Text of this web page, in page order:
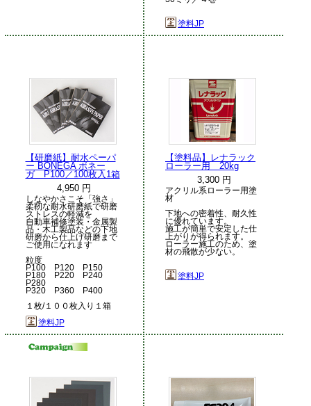
塗料JP
【研磨紙】耐水ペーパ
ー BONEGA ボネー
ガ P100／100枚入1箱
4,950 円
しなやかさこそ「強さ」
柔靭な耐水研磨紙で研磨
ストレスの軽減を
自動車補修塗装・金属製
品・木工製品などの下地
研磨から仕上げ研磨まで
ご使用になれます
粒度
P100 P120 P150
P180 P220 P240
P280
P320 P360 P400
１枚/１００枚入り１箱
塗料JP
【塗料品】レナラック
ローラー用 20kg
3,300 円
アクリル系ローラー用塗
材
下地への密着性、耐久性
に優れています。
施工が簡単で安定した仕
上がりが得られます。
ローラー施工のため、塗
材の飛散が少ない。
塗料JP